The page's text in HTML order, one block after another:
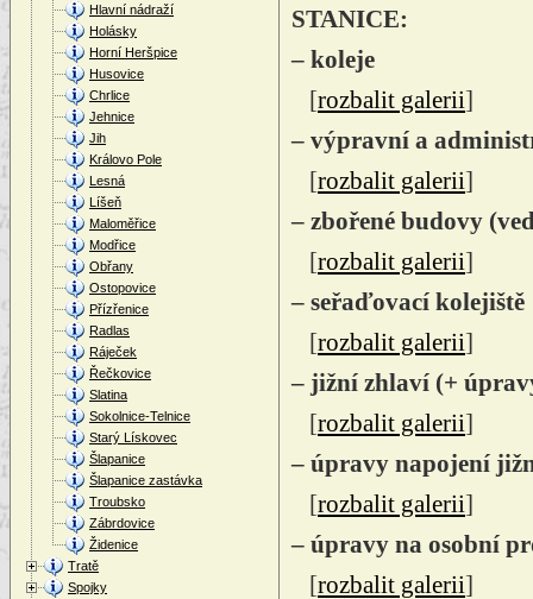
Hlavní nádraží
Holásky
Horní Heršpice
Husovice
Chrlice
Jehnice
Jih
Královo Pole
Lesná
Líšeň
Maloměřice
Modřice
Obřany
Ostopovice
Přízřenice
Radlas
Ráječek
Řečkovice
Slatina
Sokolnice-Telnice
Starý Lískovec
Šlapanice
Šlapanice zastávka
Troubsko
Zábrdovice
Židenice
Tratě
Spojky
STANICE:
– koleje
[rozbalit galerii]
– výpravní a
[rozbalit galerii]
– zbořené budovy
[rozbalit galerii]
– seřaďovací kolejiště
[rozbalit galerii]
– jižní zhlaví (+
[rozbalit galerii]
– úpravy napojení
[rozbalit galerii]
– úpravy na osobní
[rozbalit galerii]